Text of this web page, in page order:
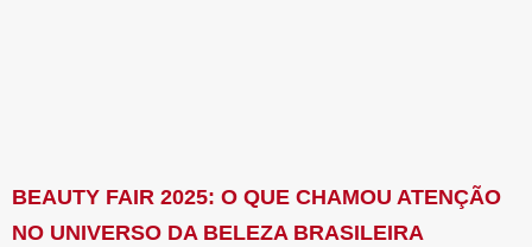
BEAUTY FAIR 2025: O QUE CHAMOU ATENÇÃO
NO UNIVERSO DA BELEZA BRASILEIRA